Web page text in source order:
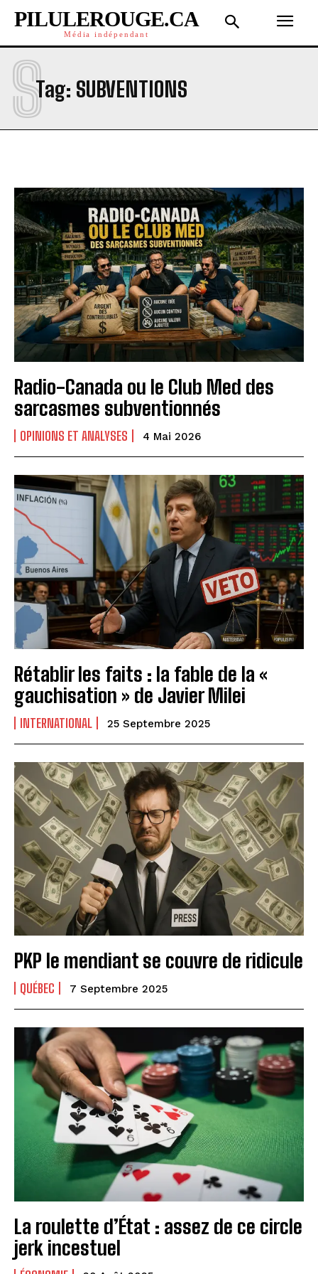
PILULEROUGE.CA
Média indépendant
Tag: SUBVENTIONS
S
Radio-Canada ou le Club Med des
sarcasmes subventionnés
OPINIONS ET ANALYSES 4 Mai 2026
Rétablir les faits : la fable de la «
gauchisation » de Javier Milei
INTERNATIONAL 25 Septembre 2025
PKP le mendiant se couvre de ridicule
QUÉBEC 7 Septembre 2025
La roulette d’État : assez de ce circle
jerk incestuel